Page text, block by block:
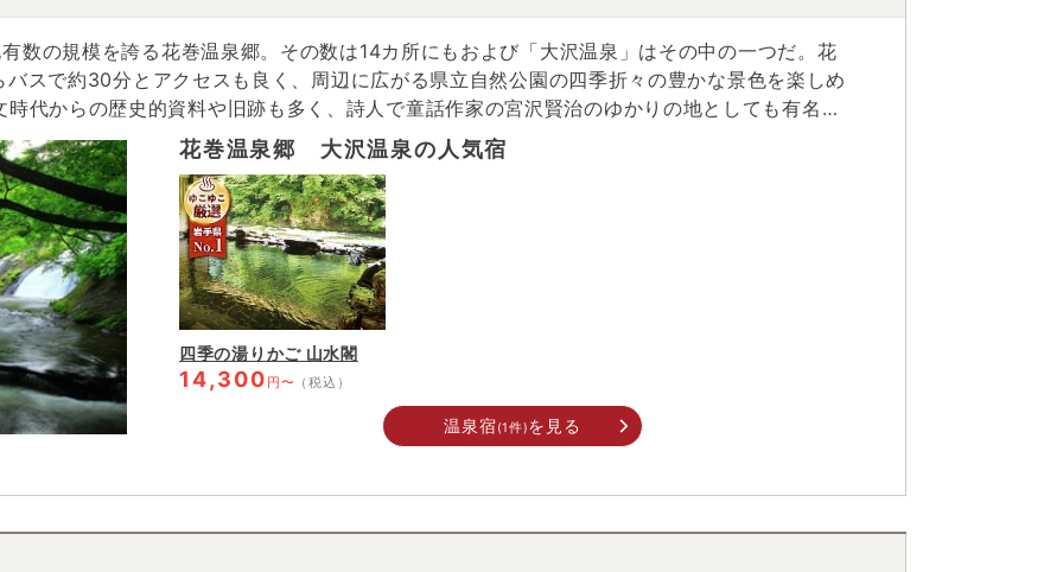
数の規模を誇る花巻温泉郷。その数は14カ所にもおよび「大沢温泉」はその中の一つだ。花
スで約30分とアクセスも良く、周辺に広がる県立自然公園の四季折々の豊かな景色を楽しめ
される北上山地の最高峰・早池峰山や樹齢900年を誇る白山杉もあり、観光客が四季を問わ
人たちの足跡を辿るべく市内を観光した後は、肌触りの良い温泉でその疲れをゆっくり癒したい。
花巻温泉郷 大沢温泉の人気宿
四季の湯りかご 山水閣
14,300 円〜 （税込）
温泉宿(1件)を見る